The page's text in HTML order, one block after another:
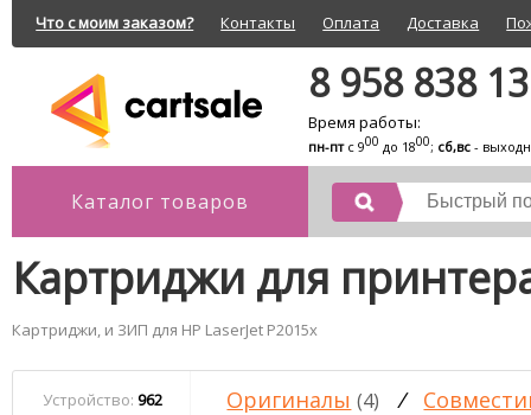
Что с моим заказом? Контакты Оплата Доставка
8 958 838
Время работы:
пн-птс 900 до 1800; сб,вс -
Каталог товаров
Картриджи для
Картриджи, и ЗИП для HP LaserJet P2015x
Устройство: 962 Оригиналы (4) /